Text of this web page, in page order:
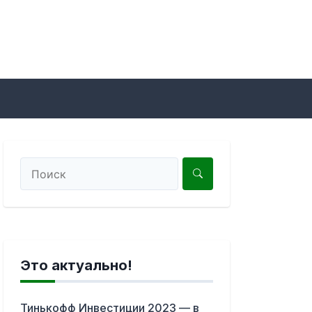
Это актуально!
Тинькофф Инвестиции 2023 — в